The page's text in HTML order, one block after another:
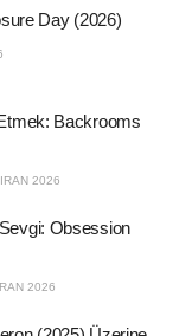
Day (2026)
Backrooms
2026
Obsession
2026